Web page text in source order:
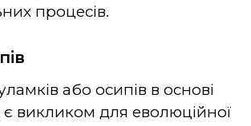
процесів.
або осипів в основі
є викликом для еволюційної